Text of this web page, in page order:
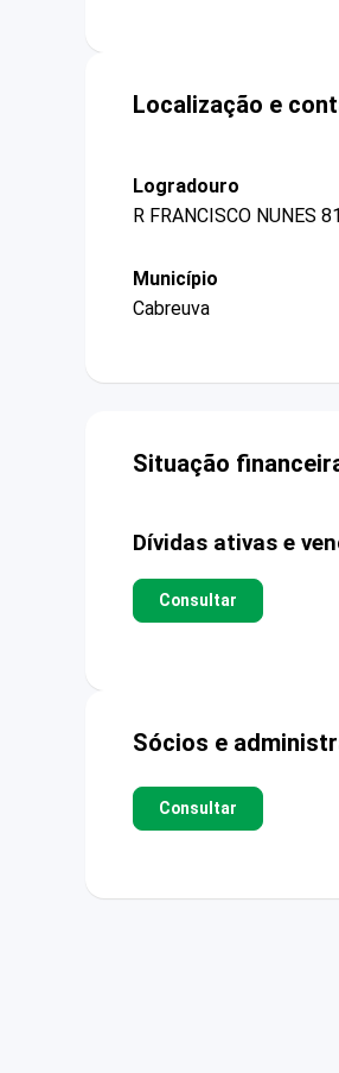
Localização e
Logradouro
R FRANCISCO NUNES
Município
Cabreuva
Situação
Dívidas ativas e
Consultar
Sócios e
Consultar